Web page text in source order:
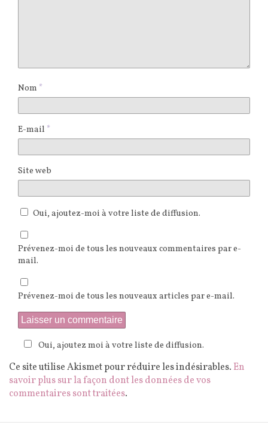
Nom *
E-mail *
Site web
Oui, ajoutez-moi à votre liste de diffusion.
Prévenez-moi de tous les nouveaux commentaires par e-
mail.
Prévenez-moi de tous les nouveaux articles par e-mail.
Oui, ajoutez moi à votre liste de diffusion.
Ce site utilise Akismet pour réduire les indésirables. En
savoir plus sur la façon dont les données de vos
commentaires sont traitées.